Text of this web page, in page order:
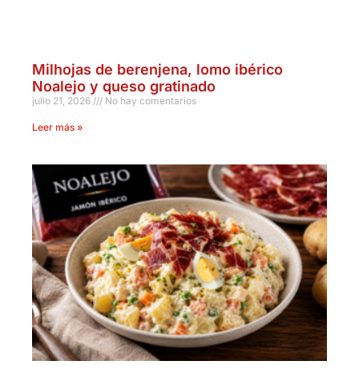
Milhojas de berenjena, lomo ibérico
Noalejo y queso gratinado
julio 21, 2026 No hay comentarios
Leer más »